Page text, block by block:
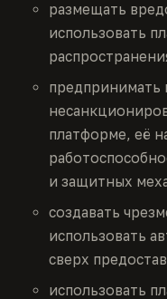
размещать
использовать
предпринимать
платформе, её
и защитных
создавать
использовать
сверх
использовать